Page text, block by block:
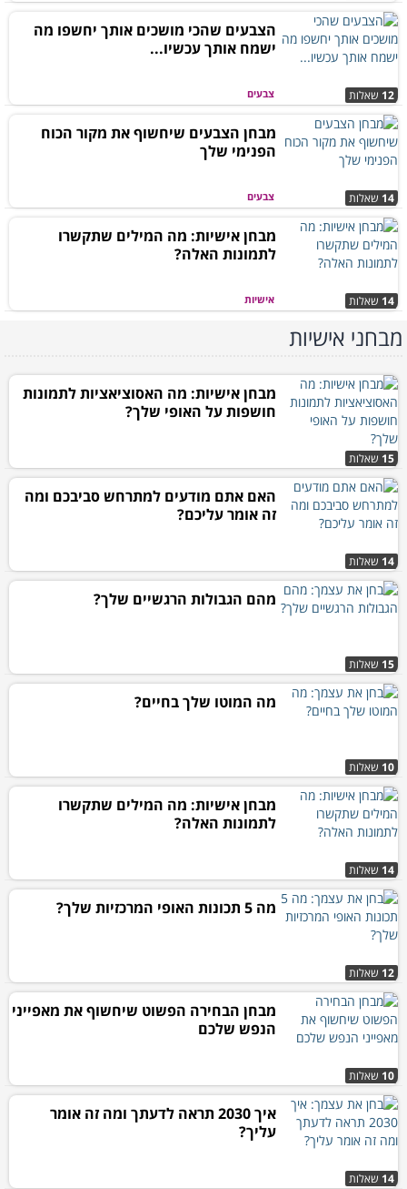
צבעים 12 שאלות
הצבעים שהכי מושכים אותך יחשפו מה
ישמח אותך עכשיו...
צבעים 14 שאלות
מבחן הצבעים שיחשוף את מקור הכוח
הפנימי שלך
אישיות 14 שאלות
מבחן אישיות: מה המילים שתקשרו
לתמונות האלה?
מבחני אישיות
15 שאלות
מבחן אישיות: מה האסוציאציות לתמונות
חושפות על האופי שלך?
14 שאלות
האם אתם מודעים למתרחש סביבכם ומה
זה אומר עליכם?
15 שאלות
מהם הגבולות הרגשיים שלך?
10 שאלות
מה המוטו שלך בחיים?
14 שאלות
מבחן אישיות: מה המילים שתקשרו
לתמונות האלה?
12 שאלות
מה 5 תכונות האופי המרכזיות שלך?
10 שאלות
מבחן הבחירה הפשוט שיחשוף את מאפייני
הנפש שלכם
14 שאלות
איך 2030 תראה לדעתך ומה זה אומר
עליך?